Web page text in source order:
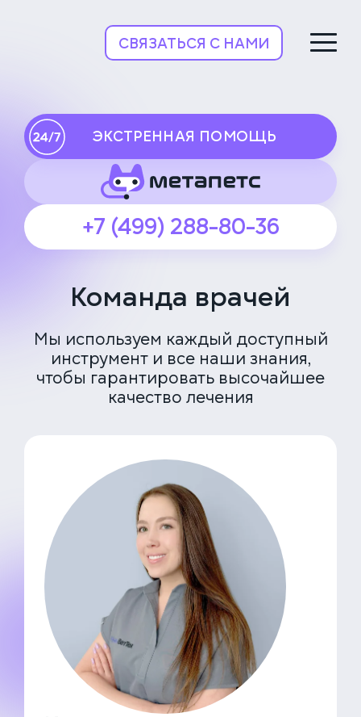
СВЯЗАТЬСЯ С НАМИ
ЭКСТРЕННАЯ ПОМОЩЬ
+7 (499) 288-80-36
Команда врачей
Мы используем каждый доступный
инструмент и все наши знания,
чтобы гарантировать высочайшее
качество лечения